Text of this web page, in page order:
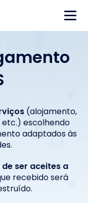
(alojamento,
etc.) escolhendo
adaptados às
de ser aceites a
recebido será